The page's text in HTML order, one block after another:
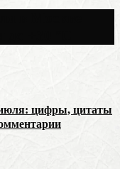
июля: цифры, цитаты